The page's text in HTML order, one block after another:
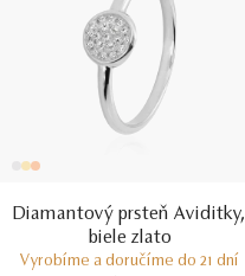
Diamantový prsteň Aviditky,
biele zlato
Vyrobíme a doručíme do 21 dní